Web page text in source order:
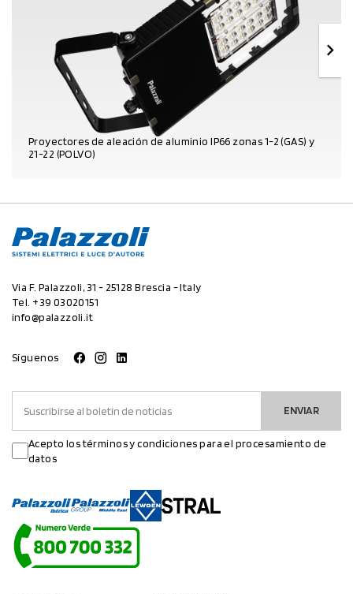
Proyectores de aleación de aluminio IP66 zonas 1-2 (GAS) y
21-22 (POLVO)
Via F. Palazzoli, 31 - 25128 Brescia - Italy
Tel. +39 03020151
info@palazzoli.it
Síguenos
ENVIAR
Acepto los términos y condiciones para el procesamiento de
datos